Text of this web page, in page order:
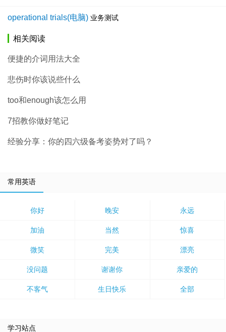
operational trials(电脑) 业务测试
相关阅读
便捷的介词用法大全
悲伤时你该说些什么
too和enough该怎么用
7招教你做好笔记
经验分享：你的四六级备考姿势对了吗？
常用英语
你好 晚安 永远
加油 当然 惊喜
微笑 完美 漂亮
没问题 谢谢你 亲爱的
不客气 生日快乐 全部
学习站点